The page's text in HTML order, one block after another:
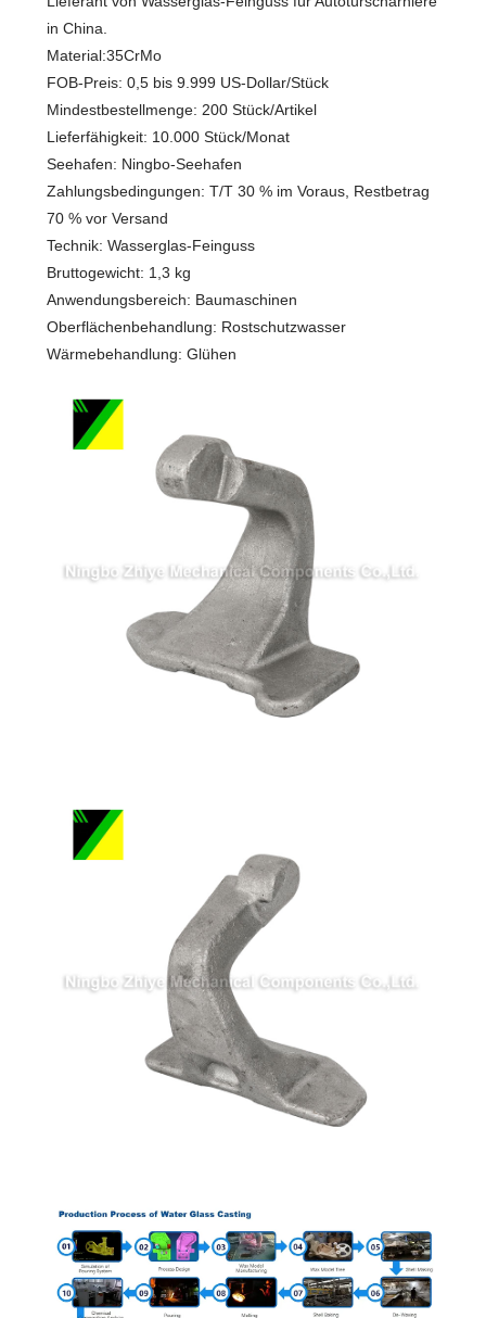
in China.
Material:35CrMo
FOB-Preis: 0,5 bis 9.999 US-Dollar/Stück
Mindestbestellmenge: 200 Stück/Artikel
Lieferfähigkeit: 10.000 Stück/Monat
Seehafen: Ningbo-Seehafen
Zahlungsbedingungen: T/T 30 % im Voraus, Restbetrag
70 % vor Versand
Technik: Wasserglas-Feinguss
Bruttogewicht: 1,3 kg
Anwendungsbereich: Baumaschinen
Oberflächenbehandlung: Rostschutzwasser
Wärmebehandlung: Glühen